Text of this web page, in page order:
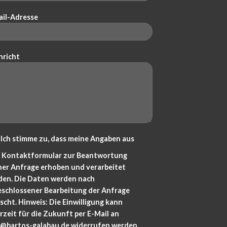
Adresse
Ich stimme zu, dass meine Angaben aus
Kontaktformular zur Beantwortung
Anfrage erhoben und verarbeitet
Die Daten werden nach
Bearbeitung der Anfrage
Hinweis: Die Einwilligung kann
für die Zukunft per E-Mail an